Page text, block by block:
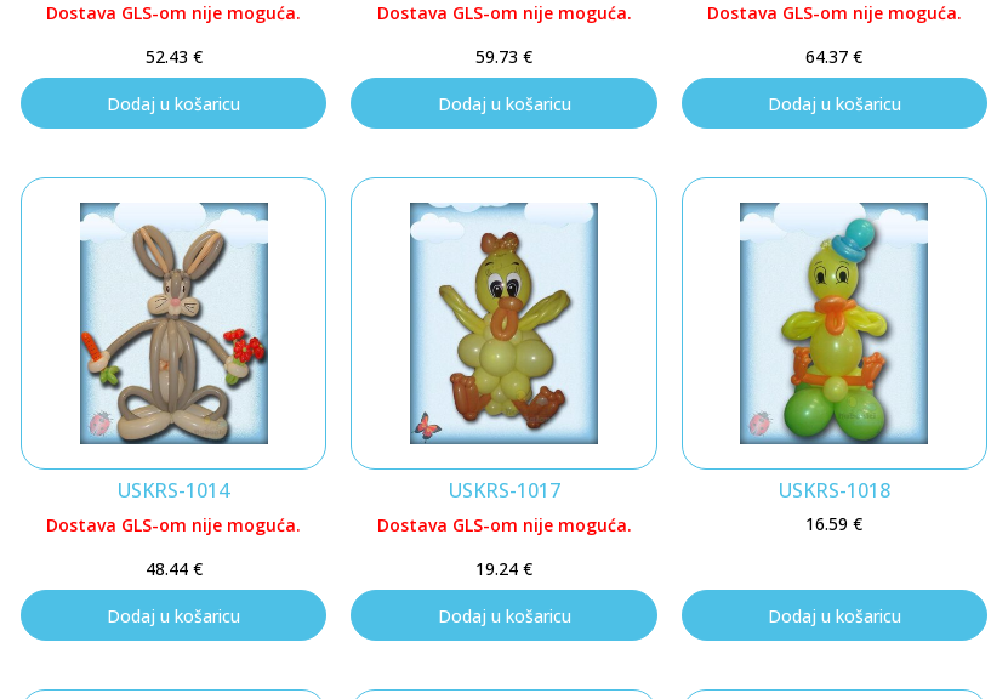
Dostava GLS-om nije moguća.
52.43 €
Dodaj u košaricu
Dostava GLS-om nije moguća.
59.73€
Dodaj u košaricu
Dostava GLS-om nije moguća.
64.37€
Dodaj u košaricu
USKRS-1014
Dostava GLS-om nije moguća.
48.44 €
Dodaj u košaricu
USKRS-1017
Dostava GLS-om nije moguća.
19.24€
Dodaj u košaricu
USKRS-1018
16.59€
Dodaj u košaricu